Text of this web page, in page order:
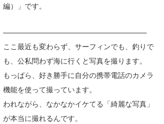
編）」です。
————————————————————
ここ最近も変わらず、サーフィンでも、釣りで
も、公私問わず海に行くと写真を撮ります。
もっぱら、好き勝手に自分の携帯電話のカメラ
機能を使って撮っています。
われながら、なかなかイケてる「綺麗な写真」
が本当に撮れるんです。
MIN
mitz
S.K